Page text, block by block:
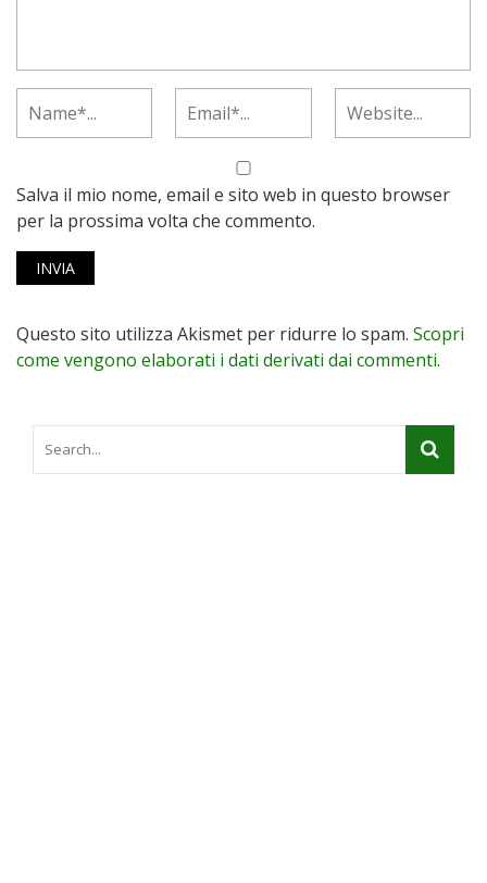
Salva il mio nome, email e sito web in questo browser
per la prossima volta che commento.
Questo sito utilizza Akismet per ridurre lo spam. Scopri
come vengono elaborati i dati derivati dai commenti.